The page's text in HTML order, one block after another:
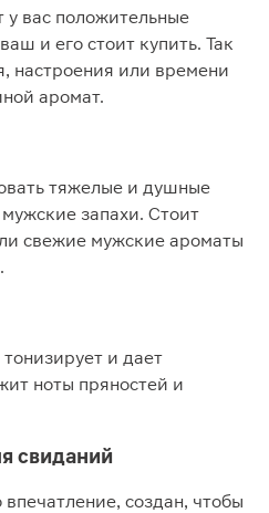
у вас положительные
и его стоит купить. Так
настроения или времени
аромат.
тяжелые и душные
запахи. Стоит
свежие мужские ароматы
и дает
ноты пряностей и
свиданий
создан, чтобы